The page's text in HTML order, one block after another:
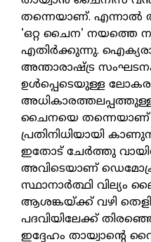
തന്നെയാണ്. എന്നാല്‍
'ഒറ്റ ചൈന' നയത്തെ
എതിര്‍ക്കുന്നു.
അന്താരാഷ്ട്ര
ഉള്‍പ്പെടെയുള്ള
ചൈനയെ
പ്രതിനിധിയായി
ഇതോട് ചേര്‍ത്തു
അവിടെയാണ്
സ്ഥാനാര്‍ത്ഥി വില്യം
ആശങ്കയ്ക്ക് വഴി
പദവിയിലേക്ക്
ഇദ്ദേഹം തായ്വാന്റെ